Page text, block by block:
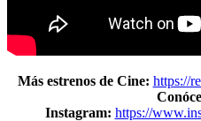
Más estrenos de Cine: https://
Instagram: https://